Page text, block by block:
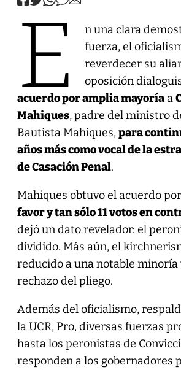
E
n una clara
fuerza, el
reverdecer su
oposición
acuerdo por amplia mayoríaa
Mahiques, padre del ministro
Bautista Mahiques,para
años más como vocal de la
de Casación Penal.
Mahiques obtuvo el acuerdo por
favor y tan sólo 11 votos en
dejó un dato revelador: el
dividido. Más aún, el
reducido a una notable minoría
rechazo del pliego.
Además del oficialismo,
la UCR, Pro, diversas fuerzas
hasta los peronistas de
responden a los gobernadores